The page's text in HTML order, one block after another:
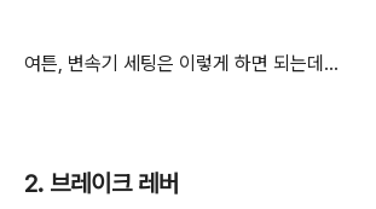
여튼, 변속기 세팅은 이렇게 하면 되는데...
2. 브레이크 레버